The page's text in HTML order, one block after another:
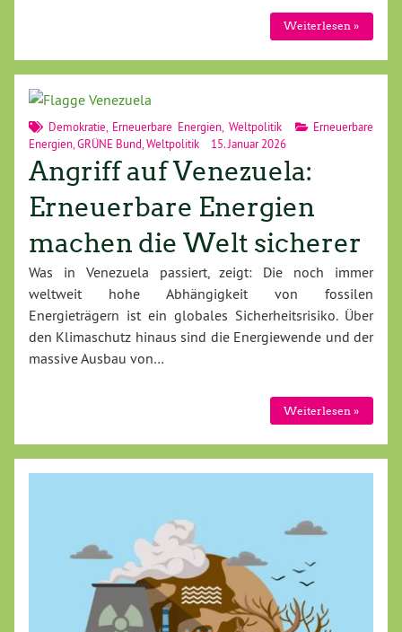
Weiterlesen »
Demokratie Erneuerbare Energien Weltpolitik
Erneuerbare
Energien GRÜNE Bund Weltpolitik 15. Januar 2026
Angriff auf Venezuela:
Erneuerbare Energien
machen die Welt sicherer
Was in Venezuela passiert, zeigt: Die noch immer
weltweit hohe Abhängigkeit von fossilen
Energieträgern ist ein globales Sicherheitsrisiko. Über
den Klimaschutz hinaus sind die Energiewende und der
massive Ausbau von…
Weiterlesen »